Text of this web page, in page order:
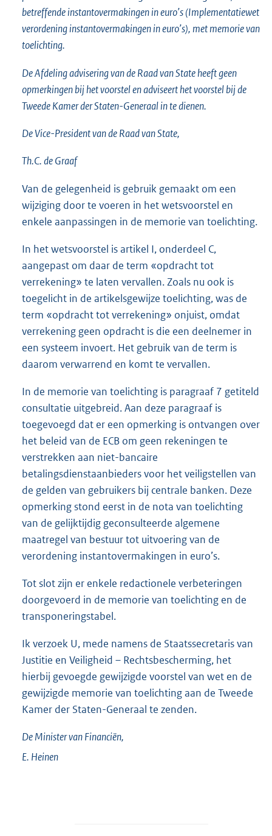
betreffende instantovermakingen in euro’s (Implementatiewet
verordening instantovermakingen in euro’s), met memorie van
toelichting.
De Afdeling advisering van de Raad van State heeft geen
opmerkingen bij het voorstel en adviseert het voorstel bij de
Tweede Kamer der Staten-Generaal in te dienen.
De Vice-President van de Raad van State,
Th.C. de Graaf
Van de gelegenheid is gebruik gemaakt om een
wijziging door te voeren in het wetsvoorstel en
enkele aanpassingen in de memorie van toelichting.
In het wetsvoorstel is artikel I, onderdeel C,
aangepast om daar de term «opdracht tot
verrekening» te laten vervallen. Zoals nu ook is
toegelicht in de artikelsgewijze toelichting, was de
term «opdracht tot verrekening» onjuist, omdat
verrekening geen opdracht is die een deelnemer in
een systeem invoert. Het gebruik van de term is
daarom verwarrend en komt te vervallen.
In de memorie van toelichting is paragraaf 7 getiteld
consultatie uitgebreid. Aan deze paragraaf is
toegevoegd dat er een opmerking is ontvangen over
het beleid van de ECB om geen rekeningen te
verstrekken aan niet-bancaire
betalingsdienstaanbieders voor het veiligstellen van
de gelden van gebruikers bij centrale banken. Deze
opmerking stond eerst in de nota van toelichting
van de gelijktijdig geconsulteerde algemene
maatregel van bestuur tot uitvoering van de
verordening instantovermakingen in euro’s.
Tot slot zijn er enkele redactionele verbeteringen
doorgevoerd in de memorie van toelichting en de
transponeringstabel.
Ik verzoek U, mede namens de Staatssecretaris van
Justitie en Veiligheid – Rechtsbescherming, het
hierbij gevoegde gewijzigde voorstel van wet en de
gewijzigde memorie van toelichting aan de Tweede
Kamer der Staten-Generaal te zenden.
De Minister van Financiën,
E. Heinen